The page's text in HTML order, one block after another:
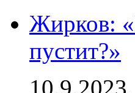
Жирков:
пустит?»